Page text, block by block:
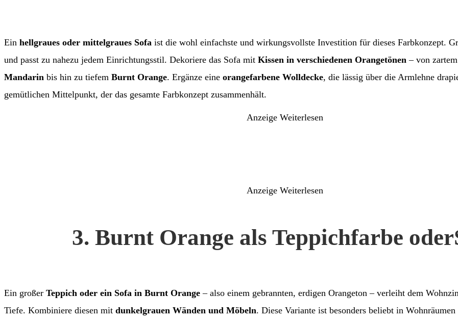
Ein hellgraues oder mittelgraues Sofa ist die wohl einfachste und wirkungsvollste Investition für dieses Farbkonzept.
und passt zu nahezu jedem Einrichtungsstil. Dekoriere das Sofa mit Kissen in verschiedenen Orangetönen – von zartem
Mandarin bis hin zu tiefem Burnt Orange. Ergänze eine orangefarbene Wolldecke, die lässig über die Armlehne
gemütlichen Mittelpunkt, der das gesamte Farbkonzept zusammenhält.
Anzeige Weiterlesen
Anzeige Weiterlesen
3. Burnt Orange als Teppichfarbe
Ein großer Teppich oder ein Sofa in Burnt Orange – also einem gebrannten, erdigen Orangeton – verleiht dem
Tiefe. Kombiniere diesen mit dunkelgrauen Wänden und Möbeln. Diese Variante ist besonders beliebt in